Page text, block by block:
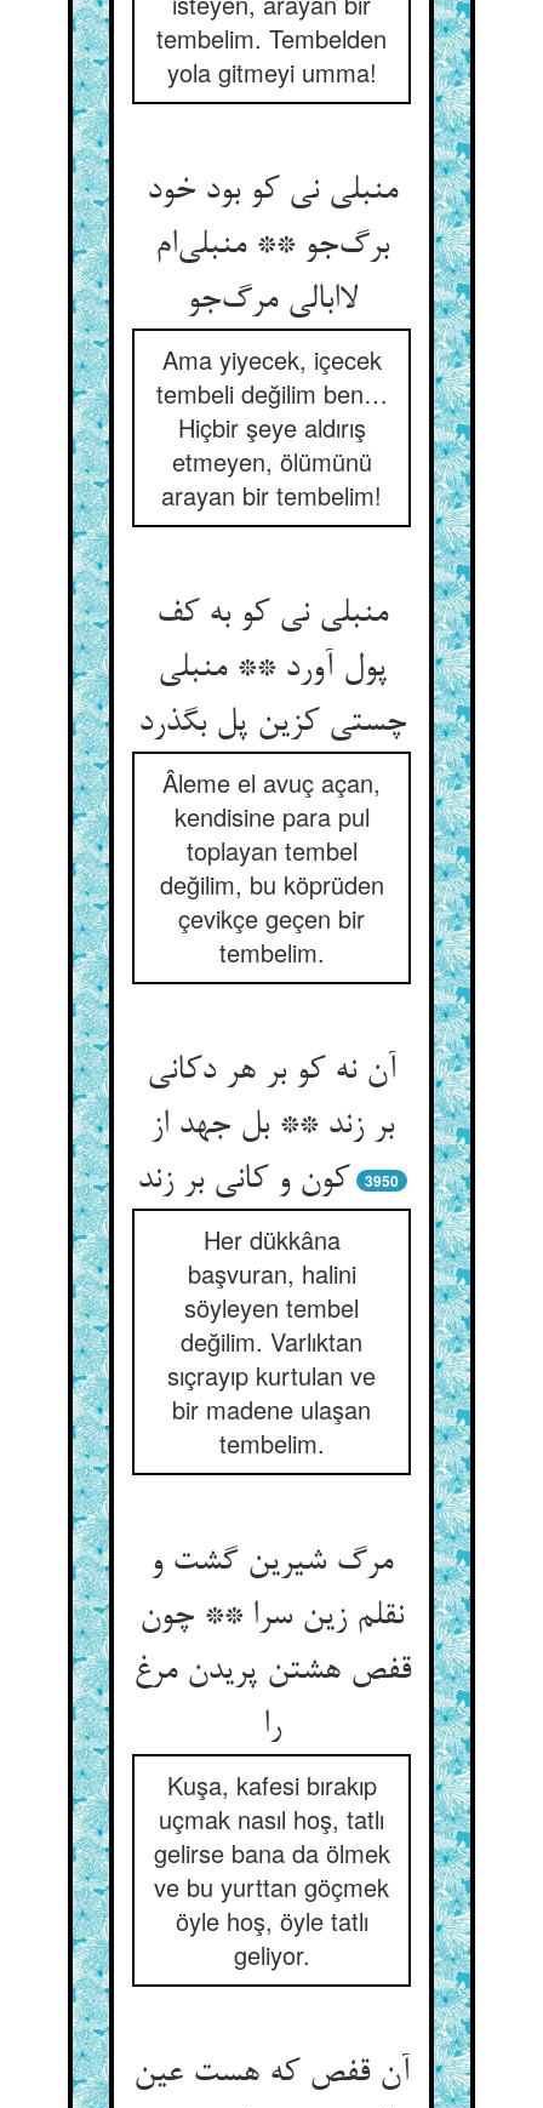
tembelim. Tembelden
yola gitmeyi umma!
منبلی نی کو بود خود
برگ‌جو ** منبلی‌ام
لاابالی مرگ‌جو
Ama yiyecek, içecek
tembeli değilim ben…
Hiçbir şeye aldırış
etmeyen, ölümünü
arayan bir tembelim!
منبلی نی کو به کف
پول آورد ** منبلی
چستی کزین پل بگذرد
Âleme el avuç açan,
kendisine para pul
toplayan tembel
değilim, bu köprüden
çevikçe geçen bir
tembelim.
آن نه کو بر هر دکانی
بر زند ** بل جهد از
کون و کانی بر زند
3950
Her dükkâna
başvuran, halini
söyleyen tembel
değilim. Varlıktan
sıçrayıp kurtulan ve
bir madene ulaşan
tembelim.
مرگ شیرین گشت و
نقلم زین سرا ** چون
قفص هشتن پریدن مرغ
را
Kuşa, kafesi bırakıp
uçmak nasıl hoş, tatlı
gelirse bana da ölmek
ve bu yurttan göçmek
öyle hoş, öyle tatlı
geliyor.
آن قفص که هست عین